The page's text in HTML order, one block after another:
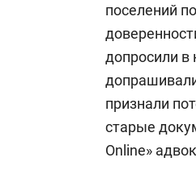
поселений
допросили в
признали
старые
Online»